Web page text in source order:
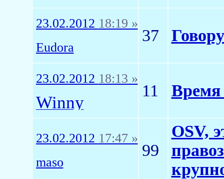
23.02.2012 18:19 »
Eudora
37
23.02.2012 18:13 »
Winny
11 Время
23.02.2012 17:47 »
maso
99
OSV,